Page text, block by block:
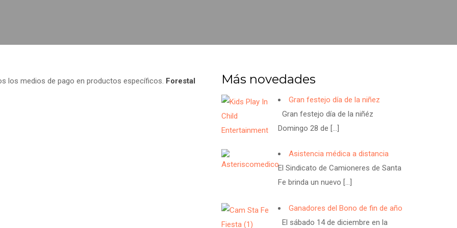
los medios de pago en productos específicos. Forestal Más novedades
Gran festejo día de la niñez
Gran festejo día de la niñéz
Domingo 28 de […]
Asistencia médica a distancia
El Sindicato de Camioneres de Santa
Fe brinda un nuevo […]
Ganadores del Bono de fin de año
El sábado 14 de diciembre en la